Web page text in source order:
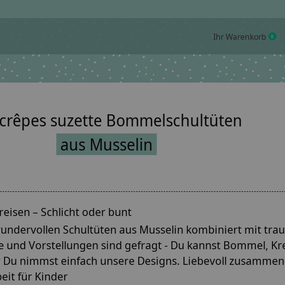
Ihr Warenkorb 0items
suzette Bommelschultüten
aus Musselin
– Schlicht oder bunt
Schultüten aus Musselin kombiniert mit
und Vorstellungen sind gefragt - Du kannst Bommel,
nimmst einfach unsere Designs. Liebevoll
für Kinder